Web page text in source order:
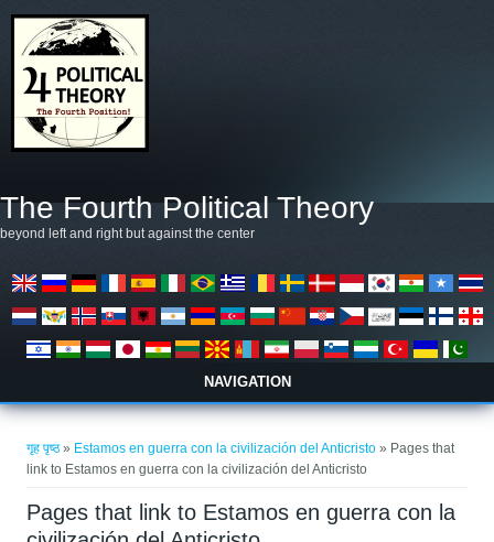
The Fourth Political Theory
beyond left and right but against the center
NAVIGATION
गृह पृष्ठ» Estamos en guerra con la civilización del Anticristo » Pages that
link to Estamos en guerra con la civilización del Anticristo
Pages that link to Estamos en guerra con la